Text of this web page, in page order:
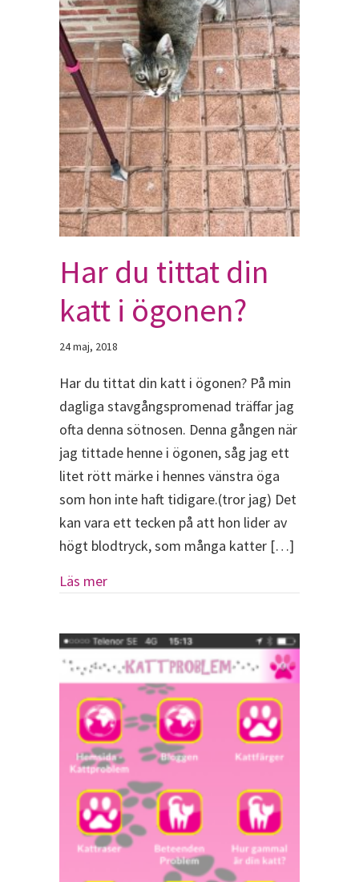
Har du tittat din
katt i ögonen?
24 maj, 2018
Har du tittat din katt i ögonen? På min
dagliga stavgångspromenad träffar jag
ofta denna sötnosen. Denna gången när
jag tittade henne i ögonen, såg jag ett
litet rött märke i hennes vänstra öga
som hon inte haft tidigare.(tror jag) Det
kan vara ett tecken på att hon lider av
högt blodtryck, som många katter […]
Läs merabout Har du tittat din katt i ögonen?